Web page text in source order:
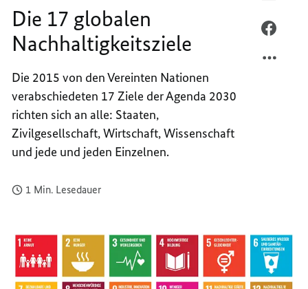
Die 17 globalen
Nachhaltigkeitsziele
Die 2015 von den Vereinten Nationen
verabschiedeten 17 Ziele der Agenda 2030
richten sich an alle: Staaten,
Zivilgesellschaft, Wirtschaft, Wissenschaft
und jede und jeden Einzelnen.
1 Min. Lesedauer